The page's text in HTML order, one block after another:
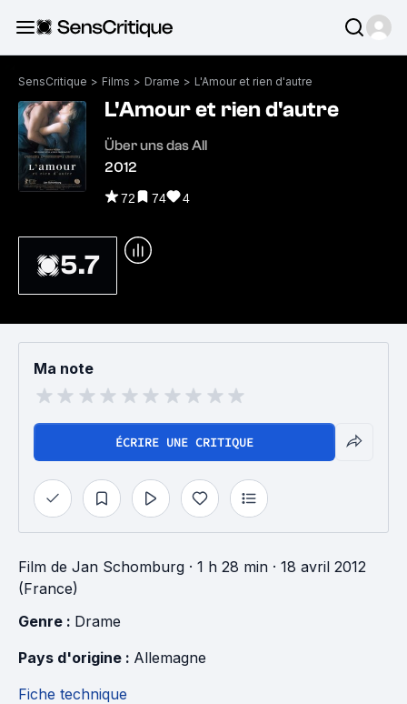
SensCritique > Films > Drame > L'Amour et rien d'autre
L'Amour et rien d'autre
Über uns das All
2012
72 74 4
5.7
Ma note
ÉCRIRE UNE CRITIQUE
Film de Jan Schomburg · 1 h 28 min · 18 avril 2012
(France)
Genre : Drame
Pays d'origine : Allemagne
Fiche technique